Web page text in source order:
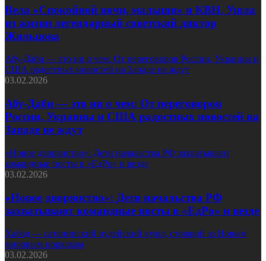
Вела «Спокойной ночи, малыши» и КВН. Ушла
из жизни легендарный советский диктор
Жильцова
Абу-Даби — это ни о чем: От переговоров России, Украины и
США радостных новостей на Западе не ждут
03.02.2026
Абу-Даби — это ни о чем: От переговоров
России, Украины и США радостных новостей на
Западе не ждут
«Новое дворянство»: Дети начальства РФ захватывают
командные посты в «ЕдРо» и везде
03.02.2026
«Новое дворянство»: Дети начальства РФ
захватывают командные посты в «ЕдРо» и везде
Хабад — сатанинский иудейский культ, стоящий за Новым
мировым порядком
03.02.2026